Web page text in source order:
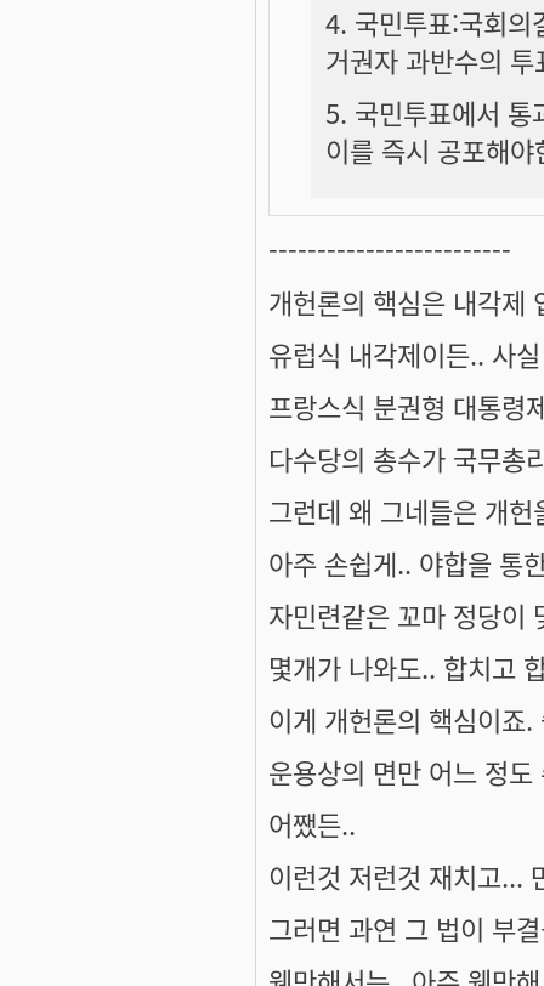
4. 국민투표:국회의
거권자 과반수의
5. 국민투표에서 통
이를 즉시 공포해야
-------------------------
개헌론의 핵심은 내각제
유럽식 내각제이든.. 사
프랑스식 분권형 대통령
다수당의 총수가 국무총
그런데 왜 그네들은 개
아주 손쉽게.. 야합을 통
자민련같은 꼬마 정당이
몇개가 나와도.. 합치고
이게 개헌론의 핵심이죠
운용상의 면만 어느 정
어쨌든..
이런것 저런것 재치고...
그러면 과연 그 법이 부